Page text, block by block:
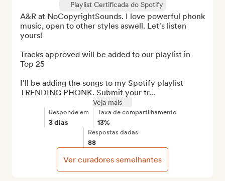
Playlist Certificada do Spotify
A&R at NoCopyrightSounds. I love powerful phonk
music, open to other styles aswell. Let's listen
yours!
Tracks approved will be added to our playlist in
Top 25
I'll be adding the songs to my Spotify playlist
TRENDING PHONK. Submit your tr...
Veja mais
Responde em
3 dias
Taxa de compartilhamento
13%
Respostas dadas
88
Ver curadores semelhantes